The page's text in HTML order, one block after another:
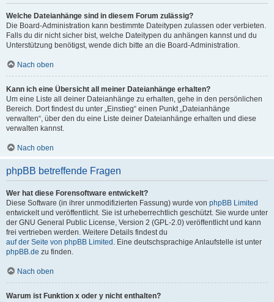
Welche Dateianhänge sind in diesem Forum zulässig?
Die Board-Administration kann bestimmte Dateitypen zulassen oder verbieten.
Falls du dir nicht sicher bist, welche Dateitypen du anhängen kannst und du
Unterstützung benötigst, wende dich bitte an die Board-Administration.
Nach oben
Kann ich eine Übersicht all meiner Dateianhänge erhalten?
Um eine Liste all deiner Dateianhänge zu erhalten, gehe in den persönlichen
Bereich. Dort findest du unter „Einstieg“ einen Punkt „Dateianhänge
verwalten“, über den du eine Liste deiner Dateianhänge erhalten und diese
verwalten kannst.
Nach oben
phpBB betreffende Fragen
Wer hat diese Forensoftware entwickelt?
Diese Software (in ihrer unmodifizierten Fassung) wurde von phpBB Limited
entwickelt und veröffentlicht. Sie ist urheberrechtlich geschützt. Sie wurde unter
der GNU General Public License, Version 2 (GPL-2.0) veröffentlicht und kann
frei vertrieben werden. Weitere Details findest du
auf der Seite von phpBB Limited . Eine deutschsprachige Anlaufstelle ist unter
phpBB.de zu finden.
Nach oben
Warum ist Funktion x oder y nicht enthalten?